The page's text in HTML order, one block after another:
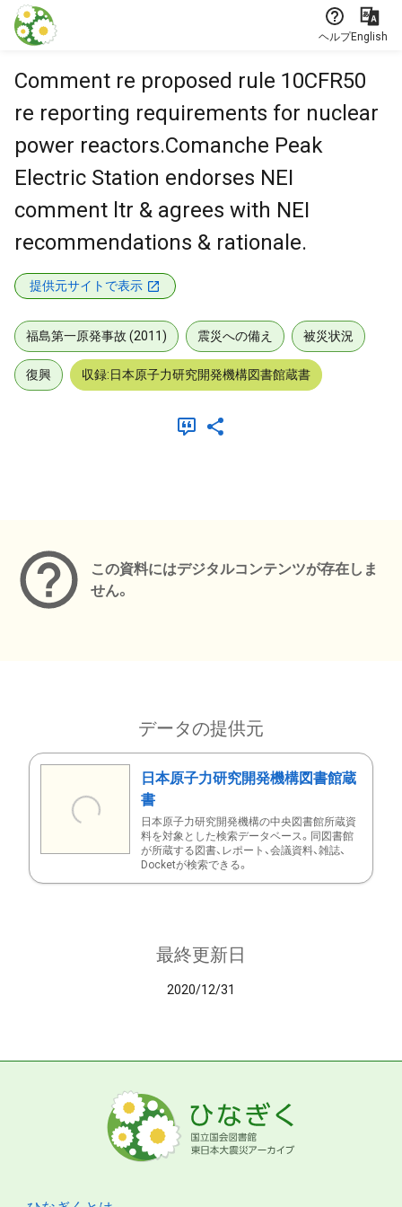
本文に飛ぶ
ヘルプEnglish
Comment re proposed rule 10CFR50
re reporting requirements for nuclear
power reactors.Comanche Peak
Electric Station endorses NEI
comment ltr & agrees with NEI
recommendations & rationale.
提供元サイトで表示
福島第一原発事故 (2011) 震災への備え 被災状況
復興 収録:日本原子力研究開発機構図書館蔵書
この資料にはデジタルコンテンツが存在しま
せん。
データの提供元
日本原子力研究開発機構図書館蔵
書
日本原子力研究開発機構の中央図書館所蔵資
料を対象とした検索データベース。同図書館
が所蔵する図書、レポート、会議資料、雑誌、
Docketが検索できる。
最終更新日
2020/12/31